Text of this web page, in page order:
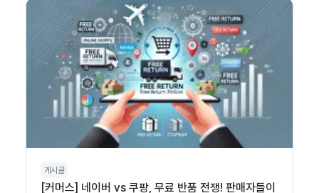
게시글
[커머스] 네이버 vs 쿠팡, 무료 반품 전쟁! 판매자들이